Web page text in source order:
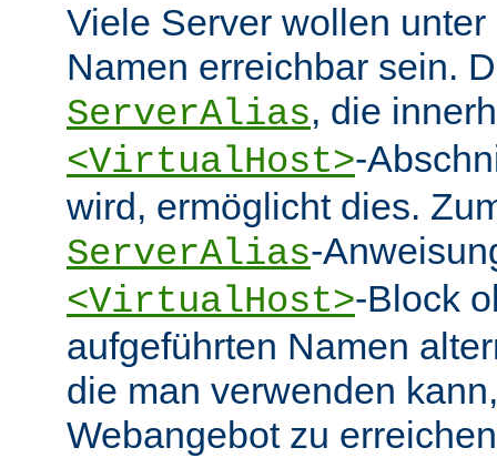
Viele Server wollen
Namen erreichbar sein.
ServerAlias, die
<VirtualHost>-
wird, ermöglicht dies.
ServerAlias-
<VirtualHost>-Block
aufgeführten Namen
die man verwenden
Webangebot zu